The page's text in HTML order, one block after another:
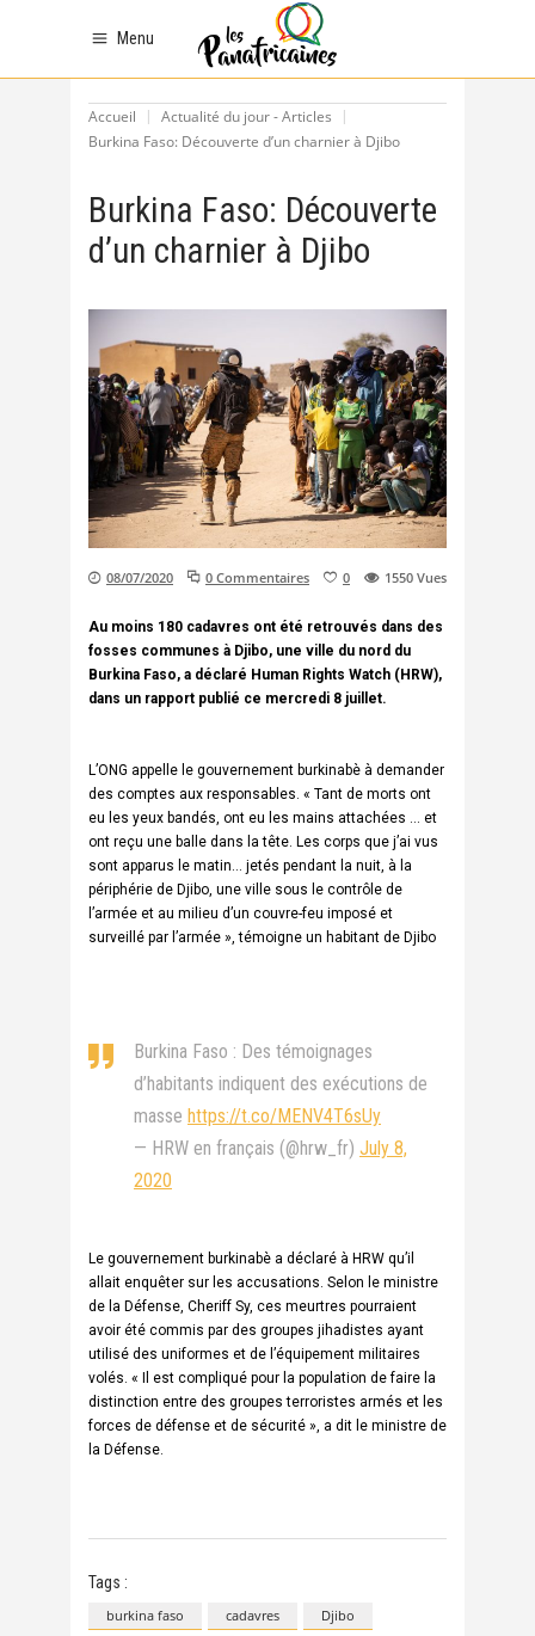
Menu
Accueil
Actualité du jour - Articles
Burkina Faso: Découverte d’un charnier à Djibo
Burkina Faso: Découverte
d’un charnier à Djibo
08/07/2020 0 Commentaires 0 1550 Vues
Au moins 180 cadavres ont été retrouvés dans des
fosses communes à Djibo, une ville du nord du
Burkina Faso, a déclaré Human Rights Watch (HRW),
dans un rapport publié ce mercredi 8 juillet.
L’ONG appelle le gouvernement burkinabè à demander
des comptes aux responsables. « Tant de morts ont
eu les yeux bandés, ont eu les mains attachées … et
ont reçu une balle dans la tête. Les corps que j’ai vus
sont apparus le matin… jetés pendant la nuit, à la
périphérie de Djibo, une ville sous le contrôle de
l’armée et au milieu d’un couvre-feu imposé et
surveillé par l’armée », témoigne un habitant de Djibo
Burkina Faso : Des témoignages
d’habitants indiquent des exécutions de
masse https://t.co/MENV4T6sUy
— HRW en français (@hrw_fr) July 8,
2020
Le gouvernement burkinabè a déclaré à HRW qu’il
allait enquêter sur les accusations. Selon le ministre
de la Défense, Cheriff Sy, ces meurtres pourraient
avoir été commis par des groupes jihadistes ayant
utilisé des uniformes et de l’équipement militaires
volés. « Il est compliqué pour la population de faire la
distinction entre des groupes terroristes armés et les
forces de défense et de sécurité », a dit le ministre de
la Défense.
Tags :
burkina faso cadavres
Djibo